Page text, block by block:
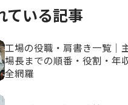
ている記事
工場の役職・肩書き一覧｜
場長までの順番・役割・年
全網羅